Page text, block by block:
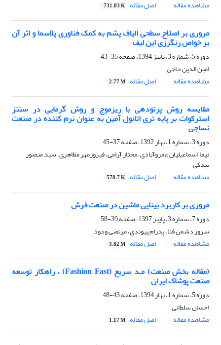
مشاهده مقاله
اصل مقاله 731.83 K
مروری بر اصلاح سطحی الیاف پشم به کمک فناوری پلاسما و اثر آن
بر خواص رنگرزی این لیف
دوره 5، شماره 3، پاییز 1394، صفحه
35-43
امین الدین حاجی
مشاهده مقاله
اصل مقاله 2.77 M
مقایسه روش پرتودهی با ریزموج و روش گرمایی در سنتز
استرکوات بر پایه تری اتانول آمین به عنوان نرم کننده در صنعت
نساجی
دوره 3، شماره 1، بهار 1392، صفحه
37-45
نیما اسماعیلیان عمروآبادی، مختار آرامی، فیروزمهر مظاهری، سید منصور
بیدکی
مشاهده مقاله
اصل مقاله 578.7 K
مروری بر کاربرد بینایی ماشین در صنعت فرش
دوره 7، شماره 3، پاییز 1397، صفحه
39-58
سرور دشمن فنا، پدرام پیوندی، مرتضی ودود
مشاهده مقاله
اصل مقاله 3.82 M
(مقاله بخش صنعت) مـد سریع (Fashion Fast) ، راهکار توسعه
صنعت پوشاک ایران
دوره 5، شماره 1، بهار 1394، صفحه
43-48
احسان سلطانی
مشاهده مقاله
اصل مقاله 1.17 M